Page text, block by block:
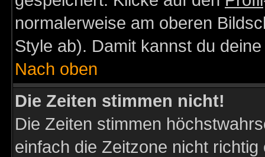
normalerweise am oberen
Style ab). Damit kannst du
Nach oben
Die Zeiten stimmen nicht!
Die Zeiten stimmen
einfach die Zeitzone nicht